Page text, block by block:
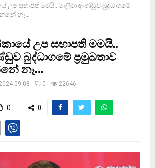
උප සභාපති මමයි.. මාලිමා ආණ්ඩුව බුද්ධාගමේ
නෑ…
උප සභාපති මමයි..
බුද්ධාගමේ ප‍්‍රමුඛතාව
නෑ…
2024-09-08 0 22646
0 0